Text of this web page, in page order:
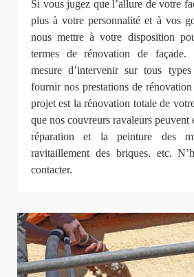
Si vous jugez que l’allure de votre
plus à votre personnalité et à vos
nous mettre à votre disposition
termes de rénovation de façade.
mesure d’intervenir sur tous
fournir nos prestations de
projet est la rénovation totale de
que nos couvreurs ravaleurs peuvent
réparation et la peinture des
ravitaillement des briques, etc.
contacter.